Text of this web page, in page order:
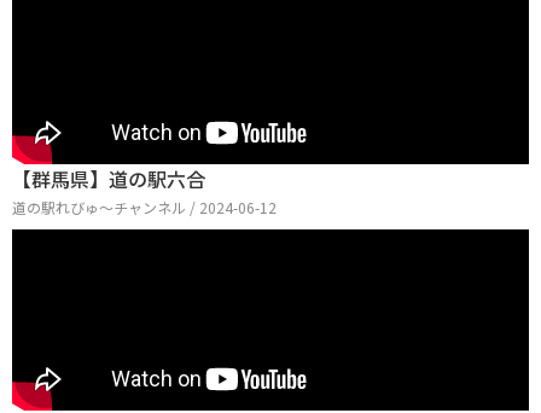
【群馬県】道の駅六合
道の駅れびゅ〜チャンネル / 2024-06-12